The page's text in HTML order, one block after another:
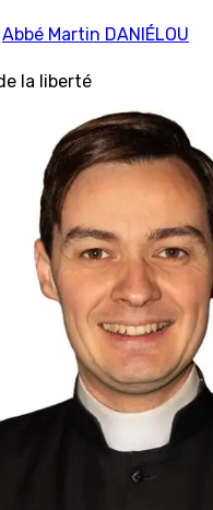
Abbé Martin DANIÉLOU
la liberté